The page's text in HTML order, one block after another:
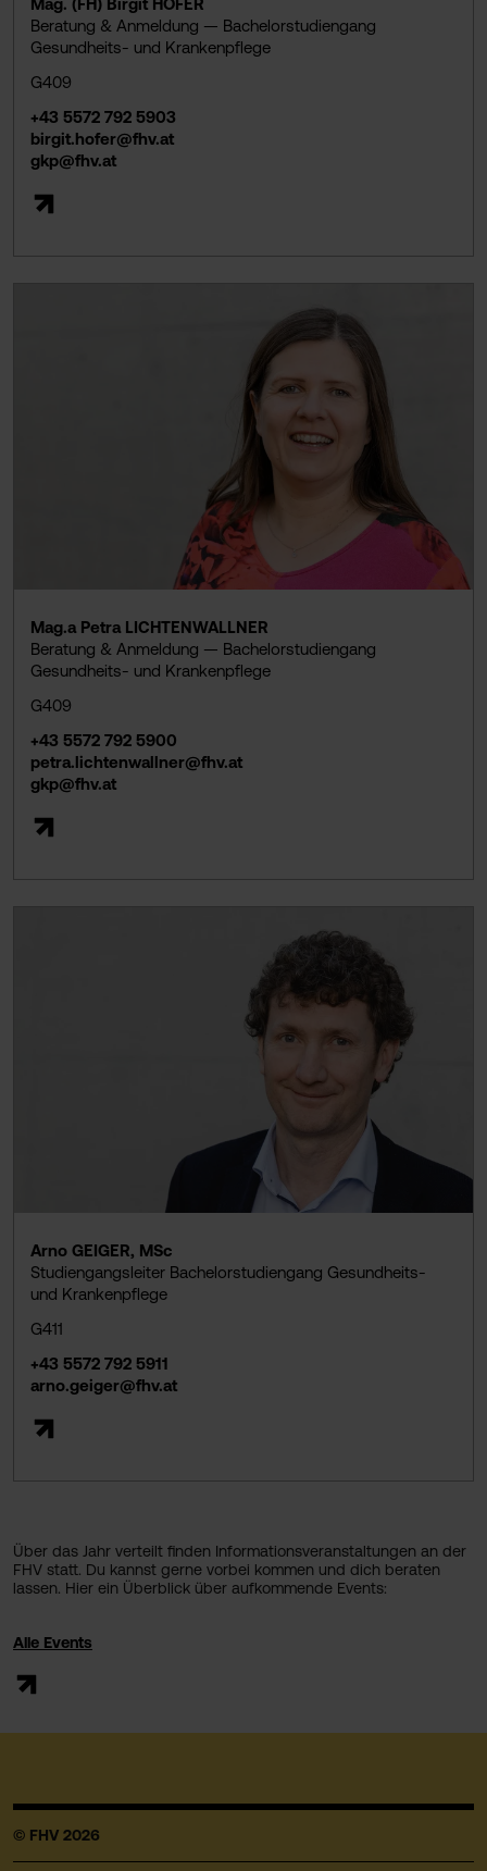
Mag. (FH) Birgit HOFER
Beratung & Anmeldung — Bachelorstudiengang
Gesundheits- und Krankenpflege
G409
+43 5572 792 5903
birgit.hofer@fhv.at
gkp@fhv.at
Mag.a Petra LICHTENWALLNER
Beratung & Anmeldung — Bachelorstudiengang
Gesundheits- und Krankenpflege
G409
+43 5572 792 5900
petra.lichtenwallner@fhv.at
gkp@fhv.at
Arno GEIGER, MSc
Studiengangsleiter Bachelorstudiengang Gesundheits-
und Krankenpflege
G411
+43 5572 792 5911
arno.geiger@fhv.at
Über das Jahr verteilt finden Informationsveranstaltungen an der
FHV statt. Du kannst gerne vorbei kommen und dich beraten
lassen. Hier ein Überblick über aufkommende Events:
Alle Events
© FHV 2026